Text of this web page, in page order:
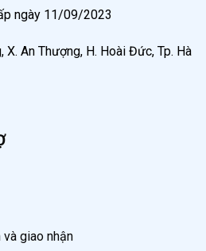
máy nén khí không dầu
không dầu nên trong suốt
ngoài được hút vào buồng
ngày 11/09/2023
X. An Thượng, H. Hoài Đức, Tp. Hà
và giao nhận